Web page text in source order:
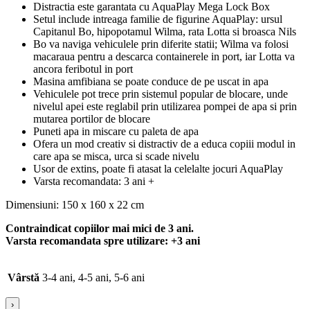
Distractia este garantata cu AquaPlay Mega Lock Box
Setul include intreaga familie de figurine AquaPlay: ursul
Capitanul Bo, hipopotamul Wilma, rata Lotta si broasca Nils
Bo va naviga vehiculele prin diferite statii; Wilma va folosi
macaraua pentru a descarca containerele in port, iar Lotta va
ancora feribotul in port
Masina amfibiana se poate conduce de pe uscat in apa
Vehiculele pot trece prin sistemul popular de blocare, unde
nivelul apei este reglabil prin utilizarea pompei de apa si prin
mutarea portilor de blocare
Puneti apa in miscare cu paleta de apa
Ofera un mod creativ si distractiv de a educa copiii modul in
care apa se misca, urca si scade nivelu
Usor de extins, poate fi atasat la celelalte jocuri AquaPlay
Varsta recomandata: 3 ani +
Dimensiuni: 150 x 160 x 22 cm
Contraindicat copiilor mai mici de 3 ani.
Varsta recomandata spre utilizare: +3 ani
Vârstă 3-4 ani, 4-5 ani, 5-6 ani
›